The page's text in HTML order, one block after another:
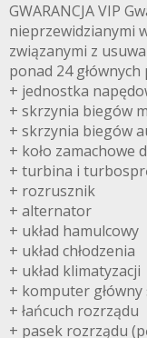
GWARANCJA VIP
nieprzewidzianymi
związanymi z
ponad 24 głównych
+ jednostka
+ skrzynia biegów
+ skrzynia biegów
+ koło zamachowe
+ turbina i
+ rozrusznik
+ alternator
+ układ hamulcowy
+ układ chłodzenia
+ układ klimatyzacji
+ komputer główny
+ łańcuch rozrządu
+ pasek rozrządu